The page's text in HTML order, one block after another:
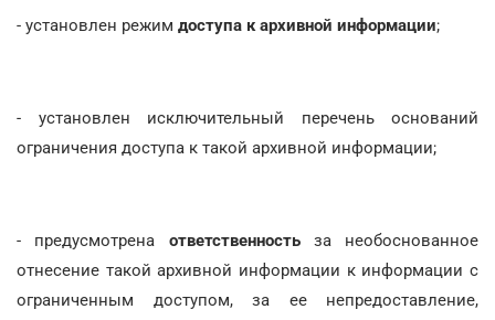
- установлен режим доступа к архивной информации;
- установлен исключительный перечень оснований
ограничения доступа к такой архивной информации;
- предусмотрена ответственностьза необоснованное
отнесение такой архивной информации к информации с
ограниченным доступом, за ее непредоставление,